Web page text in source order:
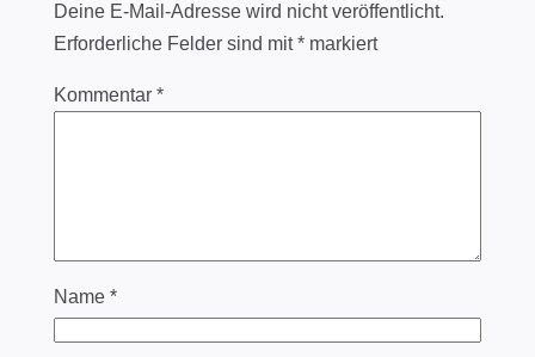
Deine E-Mail-Adresse wird nicht veröffentlicht.
Erforderliche Felder sind mit*markiert
Kommentar *
Name *